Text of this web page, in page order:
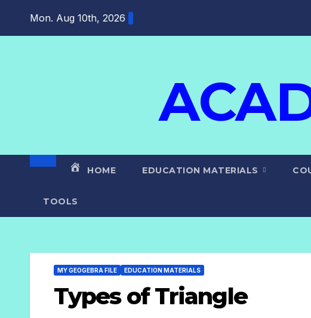
Mon. Aug 10th, 2026
HOME EDUCATION MATERIALS
TOOLS
MY GEOGEBRA FILE EDUCATION MATERIALS
Types of Triangle